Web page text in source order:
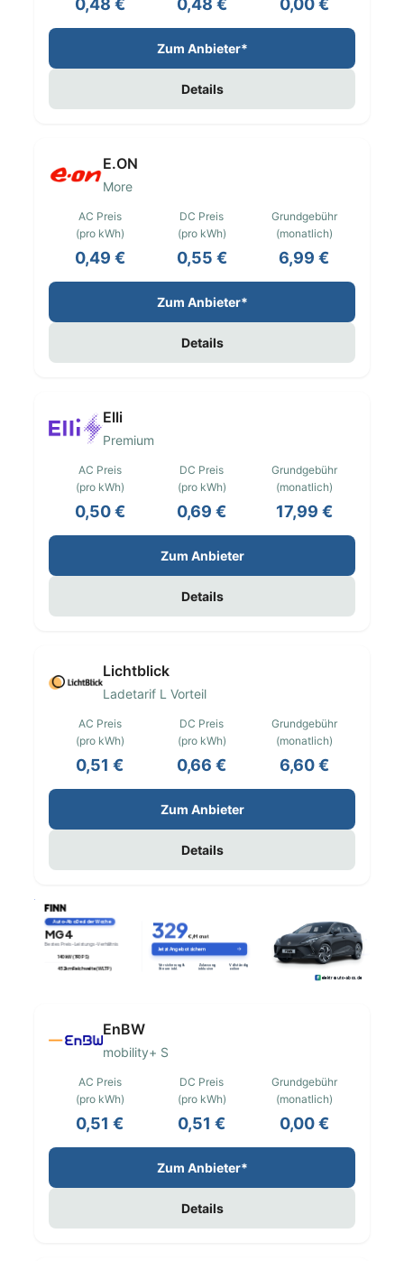
0,48 € 0,48 € 0,00 €
Zum Anbieter*
Details
E.ON
More
AC Preis
(pro kWh)
0,49 €
DC Preis
(pro kWh)
0,55 €
Grundgebühr
(monatlich)
6,99 €
Zum Anbieter*
Details
Elli
Premium
AC Preis
(pro kWh)
0,50 €
DC Preis
(pro kWh)
0,69 €
Grundgebühr
(monatlich)
17,99 €
Zum Anbieter
Details
Lichtblick
Ladetarif L Vorteil
AC Preis
(pro kWh)
0,51 €
DC Preis
(pro kWh)
0,66 €
Grundgebühr
(monatlich)
6,60 €
Zum Anbieter
Details
EnBW
mobility+ S
AC Preis
(pro kWh)
0,51 €
DC Preis
(pro kWh)
0,51 €
Grundgebühr
(monatlich)
0,00 €
Zum Anbieter*
Details